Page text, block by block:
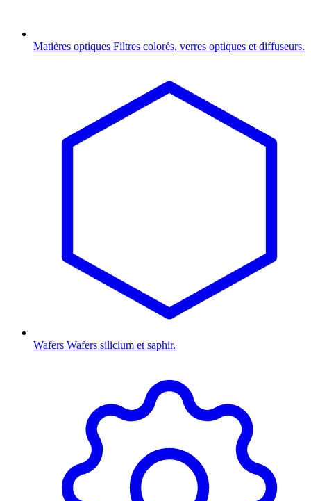
Matières optiques Filtres colorés, verres optiques et diffuseurs.
Wafers Wafers silicium et saphir.